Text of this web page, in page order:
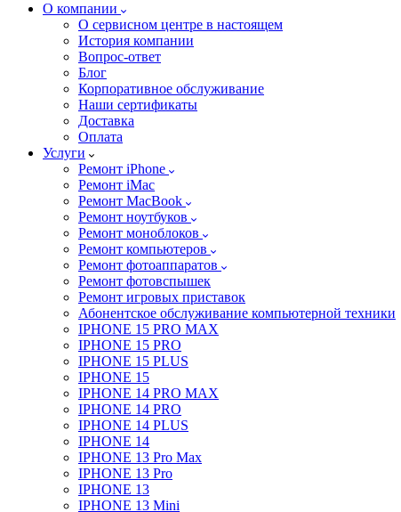
О компании
О сервисном центре в настоящем
История компании
Вопрос-ответ
Блог
Корпоративное обслуживание
Наши сертификаты
Доставка
Оплата
Услуги
Ремонт iPhone
Ремонт iMac
Ремонт MacBook
Ремонт ноутбуков
Ремонт моноблоков
Ремонт компьютеров
Ремонт фотоаппаратов
Ремонт фотовспышек
Ремонт игровых приставок
Абонентское обслуживание компьютерной техники
IPHONE 15 PRO MAX
IPHONE 15 PRO
IPHONE 15 PLUS
IPHONE 15
IPHONE 14 PRO MAX
IPHONE 14 PRO
IPHONE 14 PLUS
IPHONE 14
IPHONE 13 Pro Max
IPHONE 13 Pro
IPHONE 13
IPHONE 13 Mini